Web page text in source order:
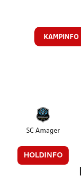
KAMPINFO
SC Amager
HOLDINFO